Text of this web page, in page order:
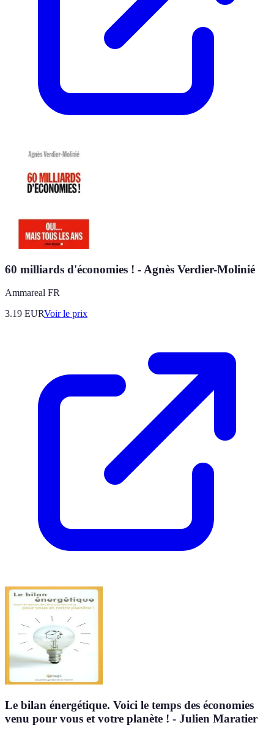
60 milliards d'économies ! - Agnès Verdier-Molinié
Ammareal FR
3.19 EURVoir le prix
Le bilan énergétique. Voici le temps des économies
venu pour vous et votre planète ! - Julien Maratier